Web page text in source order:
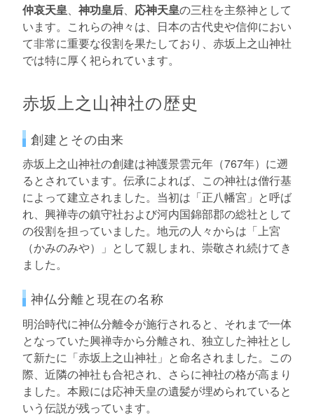
仲哀天皇 神功皇后 応神天皇の三柱を主祭神として
います。これらの神々は、日本の古代史や信仰におい
て非常に重要な役割を果たしており、赤坂上之山神社
では特に厚く祀られています。
赤坂上之山神社の歴史
創建とその由来
赤坂上之山神社の創建は神護景雲元年（767年）に遡
るとされています。伝承によれば、この神社は僧行基
によって建立されました。当初は「正八幡宮」と呼ば
れ、興禅寺の鎮守社および河内国錦部郡の総社として
の役割を担っていました。地元の人々からは「上宮
（かみのみや）」として親しまれ、崇敬され続けてき
ました。
神仏分離と現在の名称
明治時代に神仏分離令が施行されると、それまで一体
となっていた興禅寺から分離され、独立した神社とし
て新たに「赤坂上之山神社」と命名されました。この
際、近隣の神社も合祀され、さらに神社の格が高まり
ました。本殿には応神天皇の遺髪が埋められていると
いう伝説が残っています。